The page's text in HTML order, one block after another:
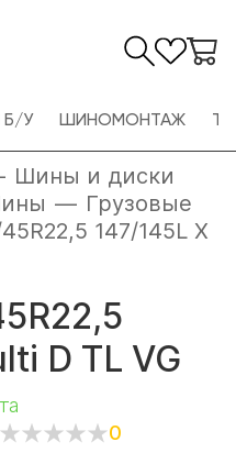
Б/У ШИНОМОНТАЖ
Шины и диски
— Грузовые
147/145L X
D TL VG
0